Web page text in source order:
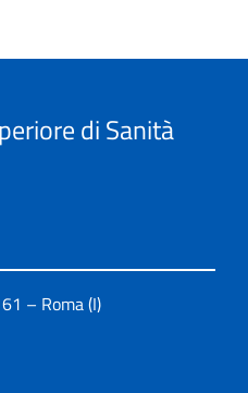
di Sanità
– Roma (I)